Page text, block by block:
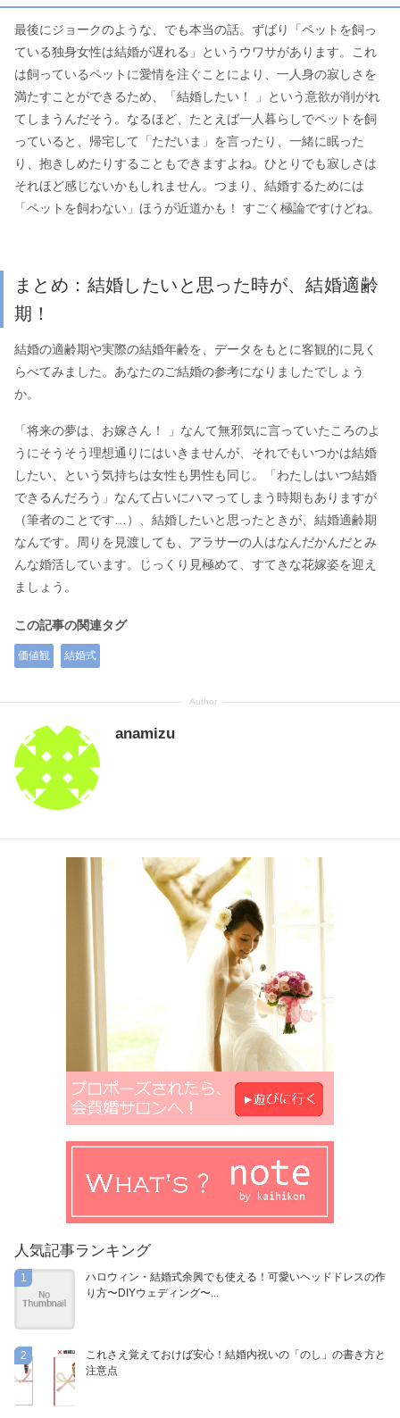
最後にジョークのような、でも本当の話。ずばり「ペットを飼っ
ている独身女性は結婚が遅れる」というウワサがあります。これ
は飼っているペットに愛情を注ぐことにより、一人身の寂しさを
満たすことができるため、「結婚したい！ 」という意欲が削がれ
てしまうんだそう。なるほど、たとえば一人暮らしでペットを飼
っていると、帰宅して「ただいま」を言ったり、一緒に眠った
り、抱きしめたりすることもできますよね。ひとりでも寂しさは
それほど感じないかもしれません。つまり、結婚するためには
「ペットを飼わない」ほうが近道かも！ すごく極論ですけどね。
まとめ：結婚したいと思った時が、結婚適齢
期！
結婚の適齢期や実際の結婚年齢を、データをもとに客観的に見く
らべてみました。あなたのご結婚の参考になりましたでしょう
か。
「将来の夢は、お嫁さん！ 」なんて無邪気に言っていたころのよ
うにそうそう理想通りにはいきませんが、それでもいつかは結婚
したい、という気持ちは女性も男性も同じ。「わたしはいつ結婚
できるんだろう」なんて占いにハマってしまう時期もありますが
（筆者のことです…）、結婚したいと思ったときが、結婚適齢期
なんです。周りを見渡しても、アラサーの人はなんだかんだとみ
んな婚活しています。じっくり見極めて、すてきな花嫁姿を迎え
ましょう。
この記事の関連タグ
価値観 結婚式
anamizu
人気記事ランキング
1
ハロウィン・結婚式余興でも使える！可愛いヘッドドレスの作
り方〜DIYウェディング〜...
2
これさえ覚えておけば安心！結婚内祝いの「のし」の書き方と
注意点